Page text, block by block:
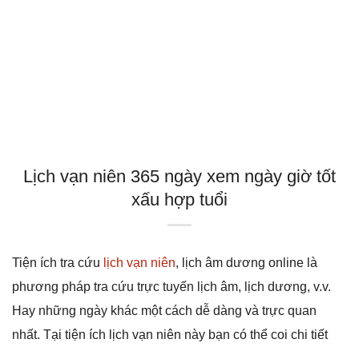
Lịch vạn niên 365 ngày xem ngày giờ tốt
xấu hợp tuổi
Tiện ích tra cứu lịch vạn niên, lịch âm dương online là
phương pháp tra cứu trực tuyến lịch âm, lịch dương, v.v.
Hay những ngày khác một cách dễ dàng và trực quan
nhất. Tại tiện ích lịch vạn niên này bạn có thể coi chi tiết